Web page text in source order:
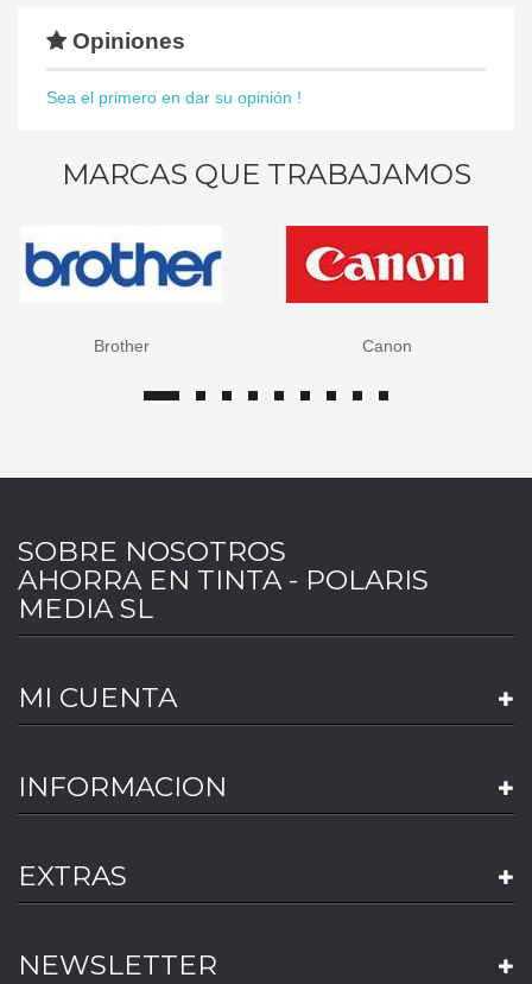
Opiniones
Sea el primero en dar su opinión !
MARCAS QUE TRABAJAMOS
Brother Canon
SOBRE NOSOTROS
AHORRA EN TINTA - POLARIS
MEDIA SL
MI CUENTA
INFORMACION
EXTRAS
NEWSLETTER